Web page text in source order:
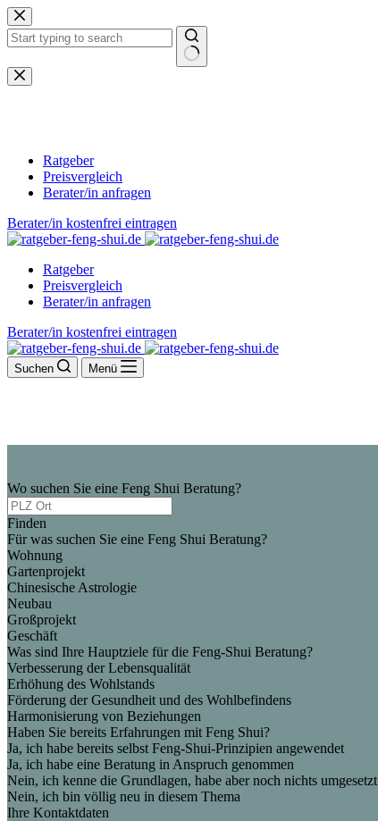
Zum
Inhalt
springen
Keine
Ergebnisse
Ratgeber
Preisvergleich
Berater/in anfragen
Berater/in kostenfrei eintragen
Ratgeber
Preisvergleich
Berater/in anfragen
Berater/in kostenfrei eintragen
Suchen Menü
Wo suchen Sie eine Feng Shui Beratung?
Finden
Für was suchen Sie eine Feng Shui Beratung?
Wohnung
Gartenprojekt
Chinesische Astrologie
Neubau
Großprojekt
Geschäft
Was sind Ihre Hauptziele für die Feng-Shui Beratung?
Verbesserung der Lebensqualität
Erhöhung des Wohlstands
Förderung der Gesundheit und des Wohlbefindens
Harmonisierung von Beziehungen
Haben Sie bereits Erfahrungen mit Feng Shui?
Ja, ich habe bereits selbst Feng-Shui-Prinzipien angewendet
Ja, ich habe eine Beratung in Anspruch genommen
Nein, ich kenne die Grundlagen, habe aber noch nichts umgesetzt
Nein, ich bin völlig neu in diesem Thema
Ihre Kontaktdaten